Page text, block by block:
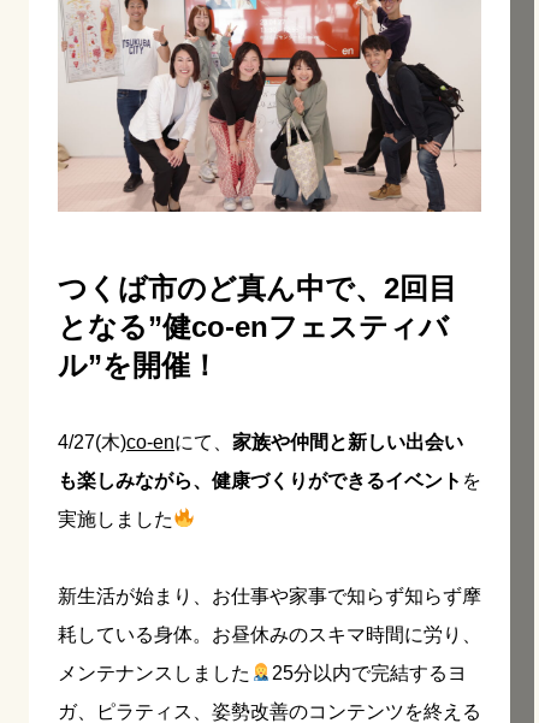
つ くば市のど真ん中で、2回目
となる”健co-enフェスティバ
ル”を開催！
4/27(木)co-enにて、 家族や仲間と新しい出会い
も楽しみながら、健康づくりができるイベント を
実施しました
新生活が始まり、お仕事や家事で知らず知らず摩
耗している身体。お昼休みのスキマ時間に労り、
メンテナンスしました
25分以内で完結するヨ
ガ、ピラティス、姿勢改善のコンテンツを終える